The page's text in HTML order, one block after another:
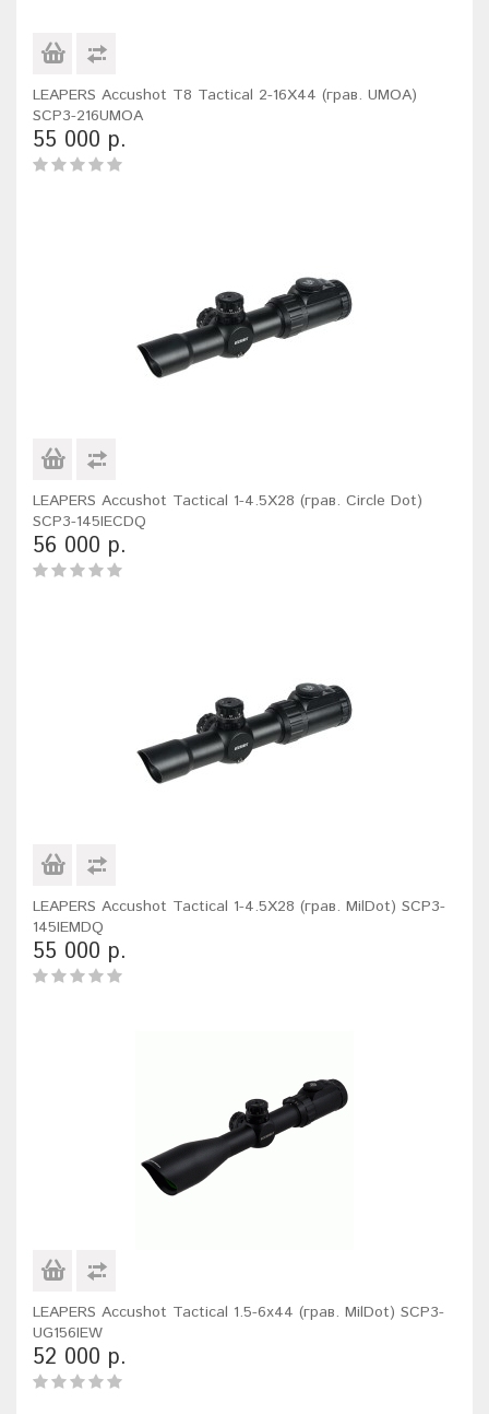
LEAPERS Accushot T8 Tactical 2-16X44 (грав. UMOA)
SCP3-216UMOA
55 000 р.
LEAPERS Accushot Tactical 1-4.5X28 (грав. Circle Dot)
SCP3-145IECDQ
56 000 р.
LEAPERS Accushot Tactical 1-4.5X28 (грав. MilDot) SCP3-
145IEMDQ
55 000 р.
LEAPERS Accushot Tactical 1.5-6x44 (грав. MilDot) SCP3-
UG156IEW
52 000 р.